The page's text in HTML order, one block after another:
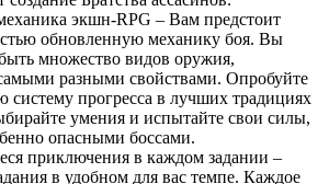
экшн-RPG – Вам предстоит
обновленную механику боя. Вы
множество видов оружия,
разными свойствами. Опробуйте
систему прогресса в лучших традициях
умения и испытайте свои силы,
опасными боссами.
приключения в каждом задании –
в удобном для вас темпе. Каждое